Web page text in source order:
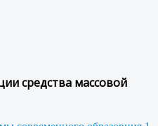
средства массовой